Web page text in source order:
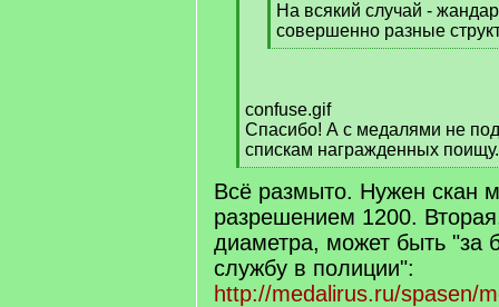
На всякий случай -
совершенно разные
[
]
confuse.gif
Спасибо! А с медалями не
спискам награжденных поищу.
[
/
q
]
Всё размыто. Нужен скан
разрешением 1200.
диаметра, может быть "за
службу в полиции":
http://medalirus.ru/spasen/